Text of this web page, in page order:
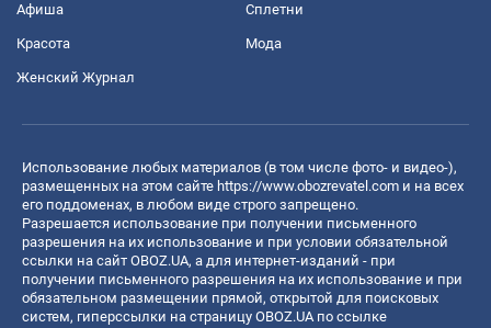
Афиша Сплетни
Красота Мода
Женский Журнал
Использование любых материалов (в том числе фото- и видео-),
размещенных на этом сайте https://www.obozrevatel.com и на всех
его поддоменах, в любом виде строго запрещено.
Разрешается использование при получении письменного
разрешения на их использование и при условии обязательной
ссылки на сайт OBOZ.UA, а для интернет-изданий - при
получении письменного разрешения на их использование и при
обязательном размещении прямой, открытой для поисковых
систем, гиперссылки на страницу OBOZ.UA по ссылке